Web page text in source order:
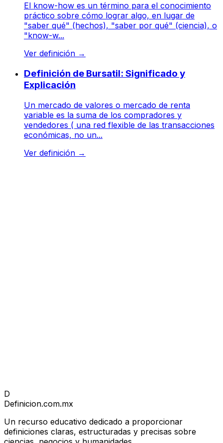
El know-how es un término para el conocimiento
práctico sobre cómo lograr algo, en lugar de
"saber qué" (hechos), "saber por qué" (ciencia), o
"know-w...
Ver definición →
Definición de Bursatil: Significado y
Explicación
Un mercado de valores o mercado de renta
variable es la suma de los compradores y
vendedores ( una red flexible de las transacciones
económicas, no un...
Ver definición →
D
Definicion.com.mx
Un recurso educativo dedicado a proporcionar
definiciones claras, estructuradas y precisas sobre